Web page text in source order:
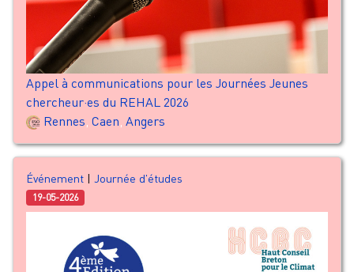
Appel à communications pour les Journées Jeunes
chercheur·es du REHAL 2026
Rennes, Caen, Angers
Événement | Journée d'études
19-05-2026